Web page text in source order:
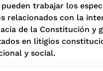
trabajar los
relacionados con la
de la Constitución y
en litigios
y social.